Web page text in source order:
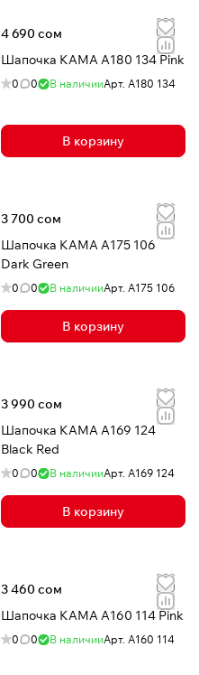
4 690 сом
Шапочка КАМА A180 134 Pink
0 0 В наличииАрт. A180 134
В корзину
3 700 сом
Шапочка КАМА A175 106
Dark Green
0 0 В наличииАрт. A175 106
В корзину
3 990 сом
Шапочка КАМА A169 124
Black Red
0 0 В наличииАрт. A169 124
В корзину
3 460 сом
Шапочка КАМА A160 114 Pink
0 0 В наличииАрт. A160 114